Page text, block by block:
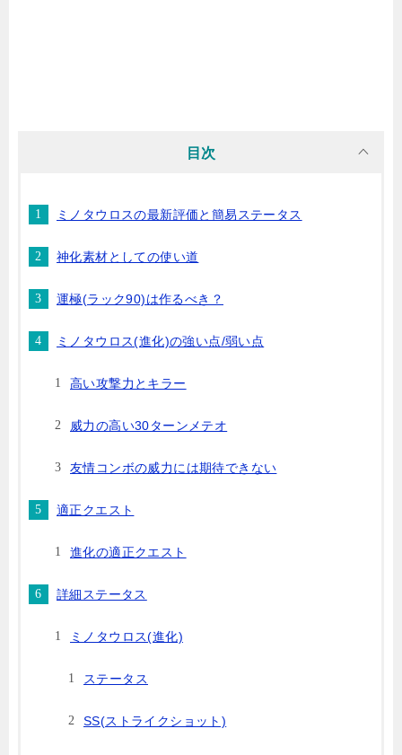
目次
ミノタウロスの最新評価と簡易ステータス
神化素材としての使い道
運極(ラック90)は作るべき？
ミノタウロス(進化)の強い点/弱い点
高い攻撃力とキラー
威力の高い30ターンメテオ
友情コンボの威力には期待できない
適正クエスト
進化の適正クエスト
詳細ステータス
ミノタウロス(進化)
ステータス
SS(ストライクショット)